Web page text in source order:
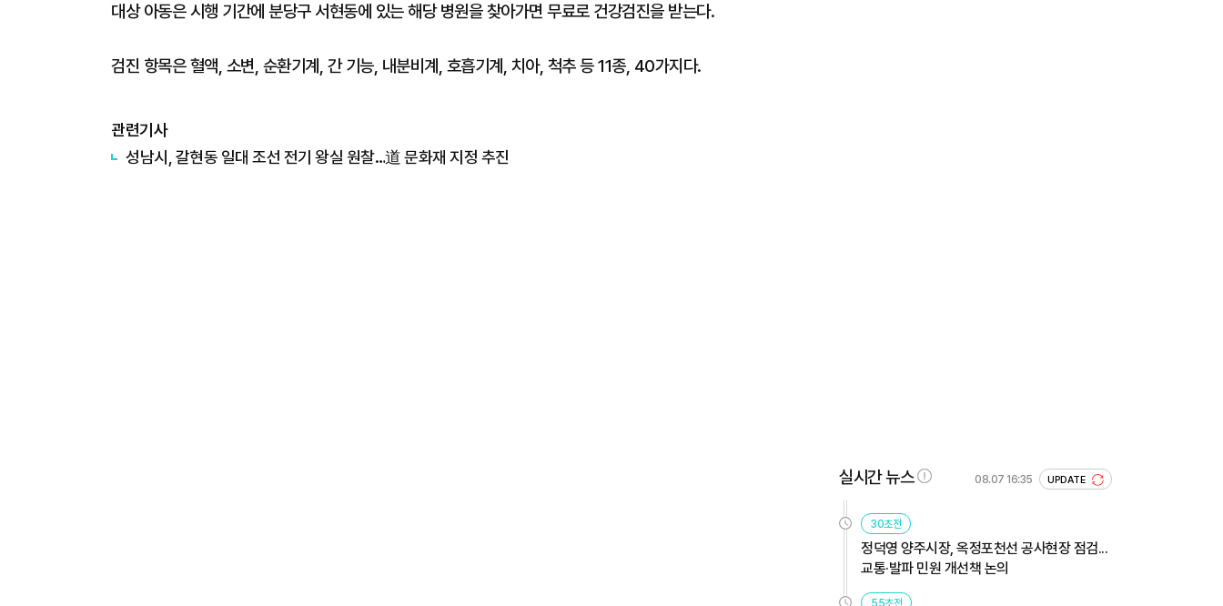
대상 아동은 시행 기간에 분당구 서현동에 있는 해당 병원을 찾아가면 무료로 건강검진을 받는다.
검진 항목은 혈액, 소변, 순환기계, 간 기능, 내분비계, 호흡기계, 치아, 척추 등 11종, 40가지다.
관련기사
성남시, 갈현동 일대 조선 전기 왕실 원찰…道 문화재 지정 추진
실시간 뉴스 08.07 16:35 UPDATE
30초전
정덕영 양주시장, 옥정포천선 공사현장 점검...
교통·발파 민원 개선책 논의
55초전